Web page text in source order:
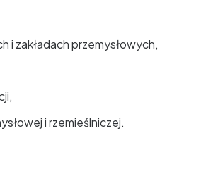
i zakładach przemysłowych,
i rzemieślniczej.